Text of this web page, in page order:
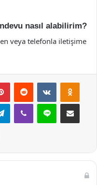
nasıl alabilirim?
veya telefonla iletişime
PinterestReddit VKontakte
TelegramViber Line E-Posta ile